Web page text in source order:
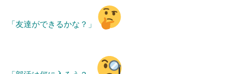
「友達ができるかな？」